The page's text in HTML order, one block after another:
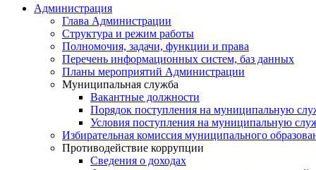
Администрация
Глава Администрации
Структура и режим работы
Полномочия, задачи, функции и права
Перечень информационных систем, баз данных
Планы мероприятий Администрации
Муниципальная служба
Вакантные должности
Порядок поступления на муниципальную
Условия поступления на муниципальную
Избирательная комиссия муниципального
Противодействие коррупции
Сведения о доходах